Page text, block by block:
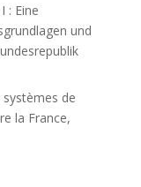
: Eine
und
systèmes de
la France,